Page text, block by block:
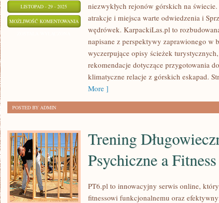
LISTOPAD - 29 - 2025
MOŻLIWOŚĆ KOMENTOWANIA GÓRY
POLSCE
RODZIN
niezwykłych rejonów górskich na
atrakcje i miejsca warte odwiedzenia i
wędrówek. KarpackiLas.pl to
napisane z perspektywy zaprawionego w
wyczerpujące opisy ścieżek
rekomendacje dotyczące przygotowania
klimatyczne relacje z górskich eskapad.
More ]
POSTED BY ADMIN
Trening
Psychiczne a Fitness
PT6.pl to innowacyjny serwis online,
fitnessowi funkcjonalnemu oraz